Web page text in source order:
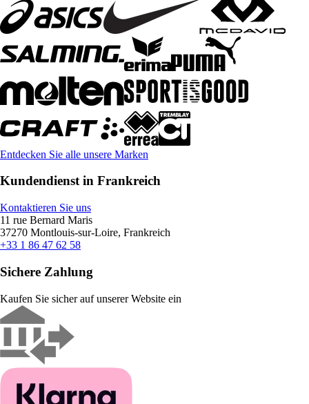
Entdecken Sie alle unsere Marken
Kundendienst in Frankreich
Kontaktieren Sie uns
11 rue Bernard Maris
37270 Montlouis-sur-Loire, Frankreich
+33 1 86 47 62 58
Sichere Zahlung
Kaufen Sie sicher auf unserer Website ein